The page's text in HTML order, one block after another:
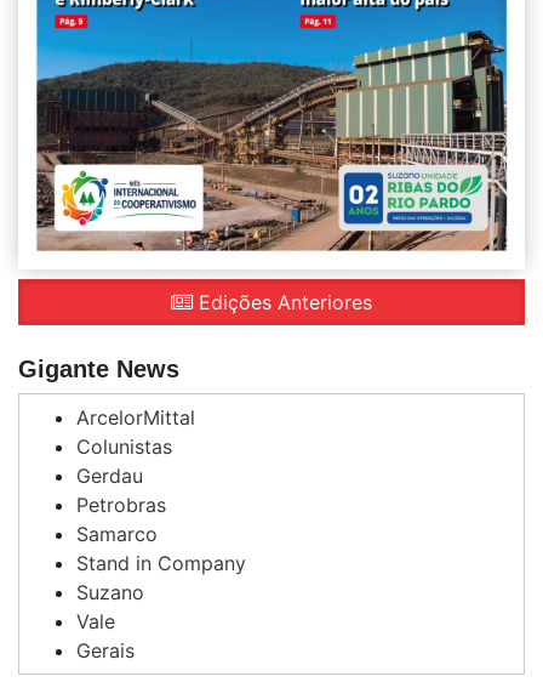
Edições Anteriores
Gigante News
ArcelorMittal
Colunistas
Gerdau
Petrobras
Samarco
Stand in Company
Suzano
Vale
Gerais